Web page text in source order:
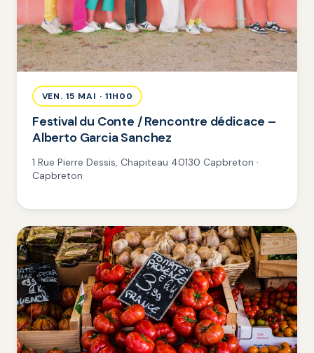
VEN. 15 MAI · 11H00
Festival du Conte / Rencontre dédicace –
Alberto Garcia Sanchez
1 Rue Pierre Dessis, Chapiteau 40130 Capbreton ·
Capbreton